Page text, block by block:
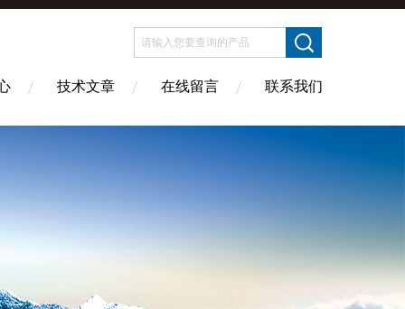
技术文章 在线留言 联系我们